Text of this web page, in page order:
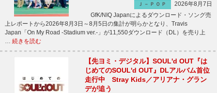
Ｊ－ＰＯＰ
2026年8月7日
GfK/NIQ Japanによるダウンロード・ソング売
上レポートから2026年8月3日～8月5日の集計が明らかとなり、Travis
Japan「On My Road -Stadium ver.-」が11,550ダウンロード（DL）を売り上
… 続きを読む
【先ヨミ・デジタル】SOUL'd OUT『は
じめてのSOUL'd OUT』DLアルバム首位
走行中 Stray Kids／アリアナ・グラン
デが追う